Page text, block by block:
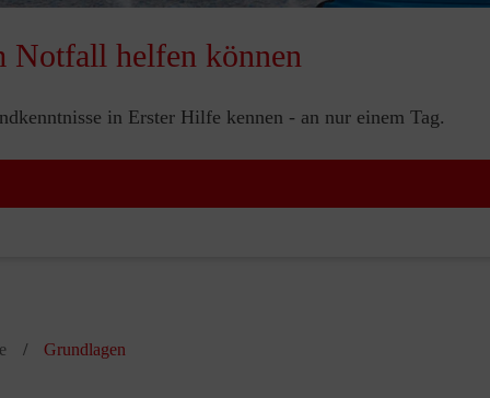
Notfall helfen können
in Erster Hilfe kennen - an nur einem Tag.
Grundlagen